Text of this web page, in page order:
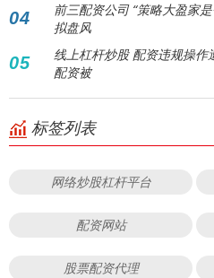
04
前三配资公司 “策略大盈家
拟盘风
05
线上杠杆炒股 配资违规操
配资被
标签列表
网络炒股杠杆平台
配资网站
股票配资代理